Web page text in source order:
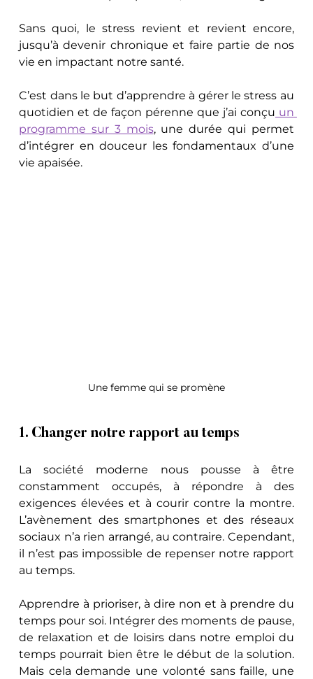
Sans quoi, le stress revient et revient encore,
jusqu’à devenir chronique et faire partie de nos
vie en impactant notre santé.
C’est dans le but d’apprendre à gérer le stress au
quotidien et de façon pérenne que j’ai conçu un
programme sur 3 mois, une durée qui permet
d’intégrer en douceur les fondamentaux d’une
vie apaisée.
Une femme qui se promène
1. Changer notre rapport au temps
La société moderne nous pousse à être
constamment occupés, à répondre à des
exigences élevées et à courir contre la montre.
L’avènement des smartphones et des réseaux
sociaux n’a rien arrangé, au contraire. Cependant,
il n’est pas impossible de repenser notre rapport
au temps.
Apprendre à prioriser, à dire non et à prendre du
temps pour soi. Intégrer des moments de pause,
de relaxation et de loisirs dans notre emploi du
temps pourrait bien être le début de la solution.
Mais cela demande une volonté sans faille, une